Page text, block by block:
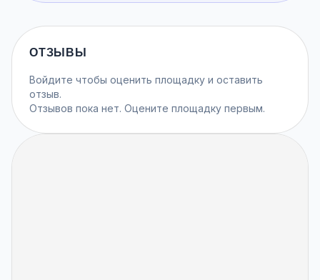
ОТЗЫВЫ
Войдите чтобы оценить площадку и оставить
отзыв.
Отзывов пока нет. Оцените площадку первым.